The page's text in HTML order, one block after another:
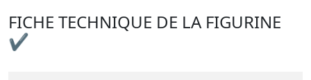
FICHE TECHNIQUE DE LA FIGURINE
✔